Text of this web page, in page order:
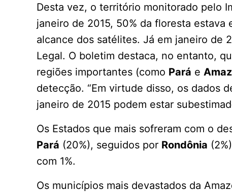
Desta vez, o território monitorado pelo
janeiro de 2015, 50% da floresta
alcance dos satélites. Já em janeiro de
Legal. O boletim destaca, no entanto,
regiões importantes (como Pará e
detecção. “Em virtude disso, os dados
janeiro de 2015 podem estar
Os Estados que mais sofreram com o
Pará (20%), seguidos por Rondônia
com 1%.
Os municípios mais devastados da